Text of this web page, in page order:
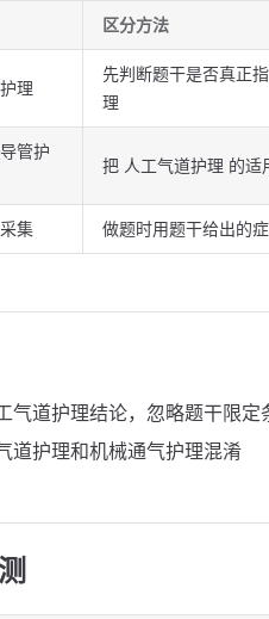
区分方法
理
先判断题干是否真正
理
管护
把 人工气道护理 的适
集 做题时用题干给出的
气道护理结论，忽略题干限定
道护理和机械通气护理混淆